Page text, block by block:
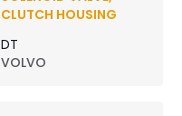
CLUTCH HOUSING
DT
VOLVO